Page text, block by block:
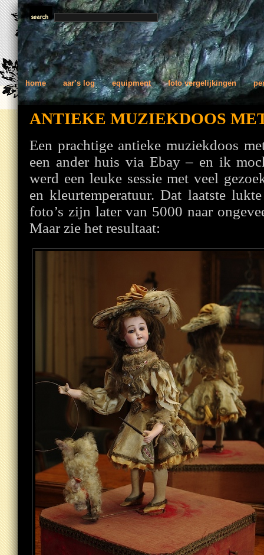
home aar’s log equipment foto vergelijkingen
ANTIEKE MUZIEKDOOS
Een prachtige antieke muziekdoos
een ander huis via Ebay – en ik
werd een leuke sessie met veel
en kleurtemperatuur. Dat laatste
foto’s zijn later van 5000 naar
Maar zie het resultaat: